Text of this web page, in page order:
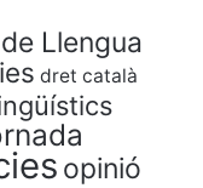
Llengua
dret català
opinió